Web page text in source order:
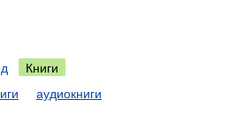
Книги
аудиокниги